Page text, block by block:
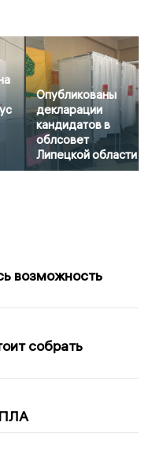
Опубликованы
декларации
кандидатов в
облсовет
Липецкой области
возможность
собрать